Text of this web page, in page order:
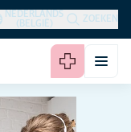
NEDERLANDS
(BELGIË)
ZOEKEN